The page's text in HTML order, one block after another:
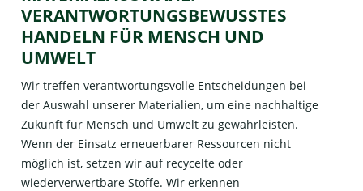
VERANTWORTUNGSBEWUSSTES
HANDELN FÜR MENSCH UND
UMWELT
Wir treffen verantwortungsvolle Entscheidungen bei
der Auswahl unserer Materialien, um eine nachhaltige
Zukunft für Mensch und Umwelt zu gewährleisten.
Wenn der Einsatz erneuerbarer Ressourcen nicht
möglich ist, setzen wir auf recycelte oder
wiederverwertbare Stoffe. Wir erkennen